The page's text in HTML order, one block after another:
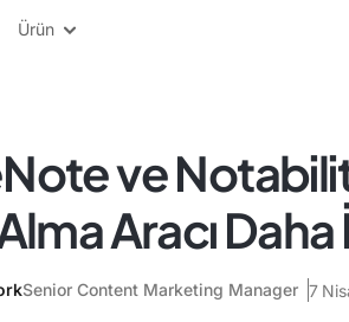
Ürün
ve
Aracı Daha
Senior Content Marketing Manager 7